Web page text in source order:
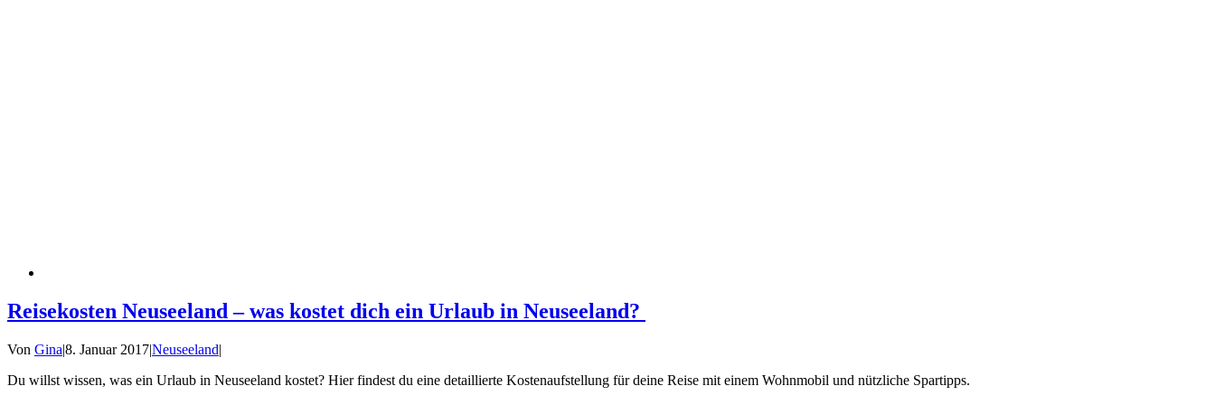
Reisekosten Neuseeland – was kostet dich ein Urlaub in Neuseeland?
Von Gina|8. Januar 2017|Neuseeland|
Du willst wissen, was ein Urlaub in Neuseeland kostet? Hier findest du eine detaillierte Kostenaufstellung für deine Reise mit einem Wohnmobil und nützliche Spartipps.